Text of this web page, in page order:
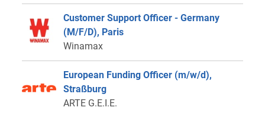
Customer Support Officer - Germany
(M/F/D), Paris
Winamax
European Funding Officer (m/w/d),
Straßburg
ARTE G.E.I.E.